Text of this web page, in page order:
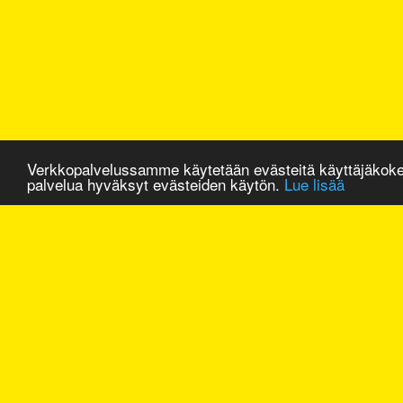
Verkkopalvelussamme käytetään evästeitä
palvelua hyväksyt evästeiden käytön. Lue lisää